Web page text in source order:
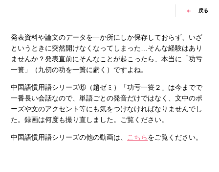
戻る
発表資料や論文のデータを一か所にしか保存しておらず、いざ
というときに突然開けなくなってしまった…そんな経験はあり
ませんか？発表直前にそんなことが起こったら、本当に「功亏
一篑」（九仞の功を一簣に虧く）ですよね。
中国語慣用語シリーズ⑥（趙ゼミ）「功亏一篑２」は今までで
一番長い会話なので、単語ごとの発音だけではなく、文中のポ
ーズや文のアクセント等にも気をつけなければなりませんでし
た。録画は何度も撮り直しました。ご覧ください。
中国語慣用語シリーズの他の動画は、 こちらをご覧ください。